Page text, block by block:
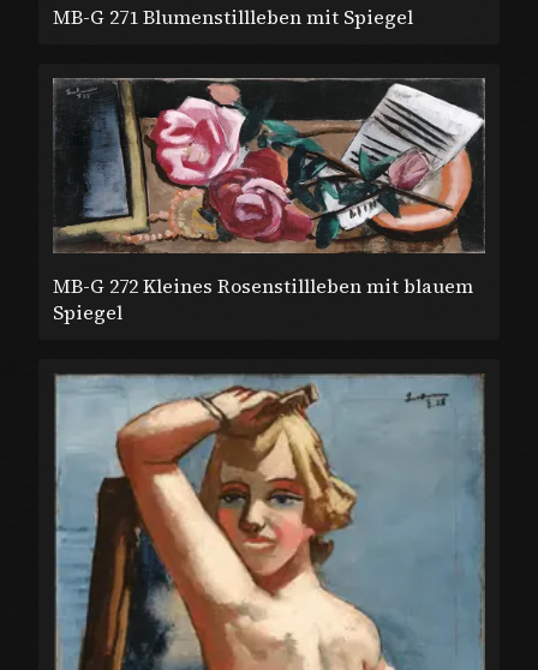
MB-G 271 Blumenstillleben mit Spiegel
MB-G 272 Kleines Rosenstillleben mit blauem
Spiegel